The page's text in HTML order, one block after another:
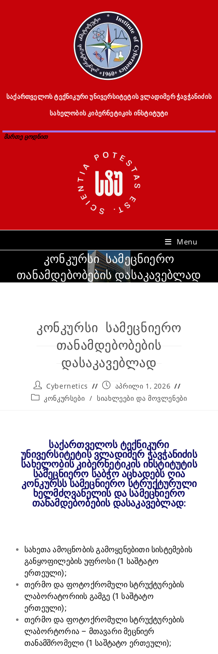
საქართველოს ტექნიკური უნივერსიტეტის ვლადიმერ ჭავჭანიძის
სახელობის კიბერნეტიკის ინსტიტუტი
მართე ცოდნით
Menu
კონკურსი სამეცნიერო
თანამდებობების დასაკავებლად
კონკურსი სამეცნიერო
თანამდებობების
დასაკავებლად
Cybernetics
აპრილი 1, 2026
კონკურსები / სიახლეები და მოვლენები
საქართველოს ტექნიკური
უნივერსიტეტის ვლადიმერ ჭავჭანიძის
სახელობის კიბერნეტიკის ინსტიტუტის
სამეცნიერო საბჭო აცხადებს ღია
კონკურსს სამეცნიერო სტრუქტურული
ხელმძღვანელის და სამეცნიერო
თანამდებობების დასაკავებლად:
სახეთა ამოცნობის გამოყენებითი სისტემების
განყოფილების უფროსი (1 საშტატო
ერთეული);
თერმო და ფოტოქრომული სტრუქტურების
ლაბორატორიის გამგე (1 საშტატო
ერთეული);
თერმო და ფოტოქრომული სტრუქტურების
ლაბორტორია – მთავარი მეცნიერ
თანამშრომელი (1 საშტატო ერთეული);